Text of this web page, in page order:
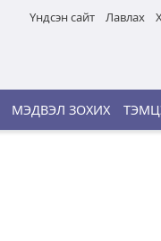
Үндсэн сайт Лавлах
МЭДВЭЛ ЗОХИХ